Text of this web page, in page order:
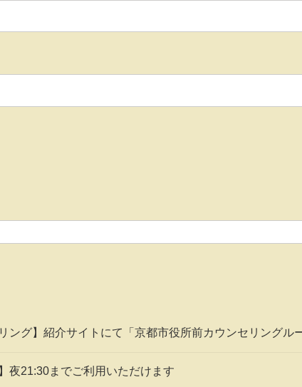
ング】紹介サイトにて「京都市役所前カウンセリングル
夜21:30までご利用いただけます